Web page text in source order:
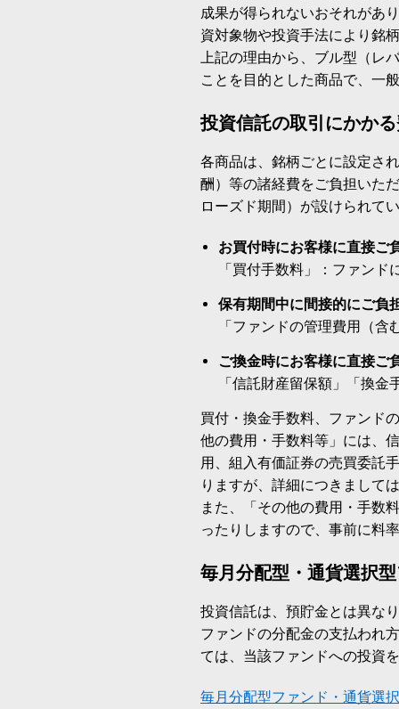
成果が得られないおそれがあ
資対象物や投資手法により銘
上記の理由から、ブル型（レ
ことを目的とした商品で、一
投資信託の取引にかか
各商品は、銘柄ごとに設定さ
酬）等の諸経費をご負担いた
ローズド期間）が設けられて
お買付時にお客様に直接ご
「買付手数料」：ファンド
保有期間中に間接的にご負
「ファンドの管理費用（
ご換金時にお客様に直接ご
「信託財産留保額」「換
買付・換金手数料、ファンド
他の費用・手数料等」には、
用、組入有価証券の売買委託
りますが、詳細につきまして
また、「その他の費用・手数
ったりしますので、事前に料
毎月分配型・通貨選択
投資信託は、預貯金とは異な
ファンドの分配金の支払われ
ては、当該ファンドへの投資
毎月分配型ファンド・通貨選